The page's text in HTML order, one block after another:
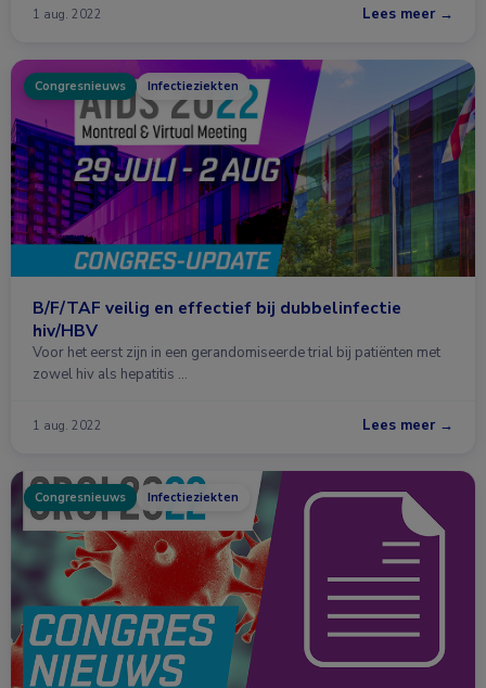
1 aug. 2022 Lees meer →
Congresnieuws Infectieziekten
B/F/TAF veilig en effectief bij dubbelinfectie
hiv/HBV
Voor het eerst zijn in een gerandomiseerde trial bij patiënten met
zowel hiv als hepatitis …
1 aug. 2022 Lees meer →
Congresnieuws Infectieziekten